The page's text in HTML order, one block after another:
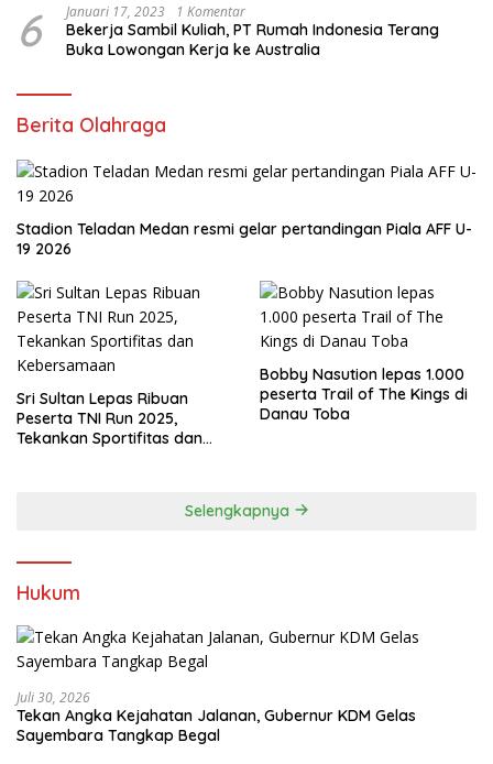
6 Januari 17, 2023 1 Komentar
Bekerja Sambil Kuliah, PT Rumah Indonesia Terang
Buka Lowongan Kerja ke Australia
Berita Olahraga
Stadion Teladan Medan resmi gelar pertandingan Piala AFF U-
19 2026
Sri Sultan Lepas Ribuan
Peserta TNI Run 2025,
Tekankan Sportifitas dan
Bobby Nasution lepas 1.000
peserta Trail of The Kings di
Danau Toba
Selengkapnya
Hukum
Juli 30, 2026
Tekan Angka Kejahatan Jalanan, Gubernur KDM Gelas
Sayembara Tangkap Begal